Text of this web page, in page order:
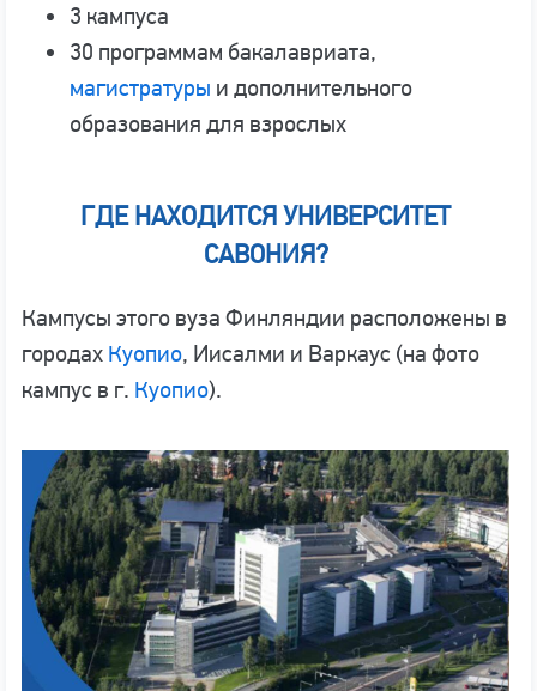
3 кампуса
30 программам бакалавриата,
магистратуры и дополнительного
образования для взрослых
ГДЕ НАХОДИТСЯ УНИВЕРСИТЕТ
САВОНИЯ?
Кампусы этого вуза Финляндии расположены в
городах Куопио, Иисалми и Варкаус (на фото
кампус в г. Куопио).